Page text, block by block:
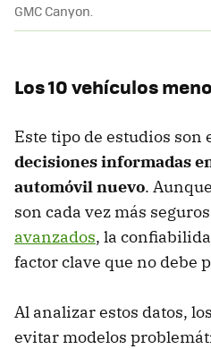
GMC Canyon.
Los 10 vehículos
Este tipo de estudios son
decisiones informadas
automóvil nuevo.
son cada vez más
avanzados, la
factor clave que no debe
Al analizar estos datos,
evitar modelos